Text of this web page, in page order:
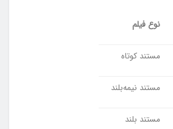
نوع فیلم
مستند کوتاه
مستند نیمه‌بلند
مستند بلند